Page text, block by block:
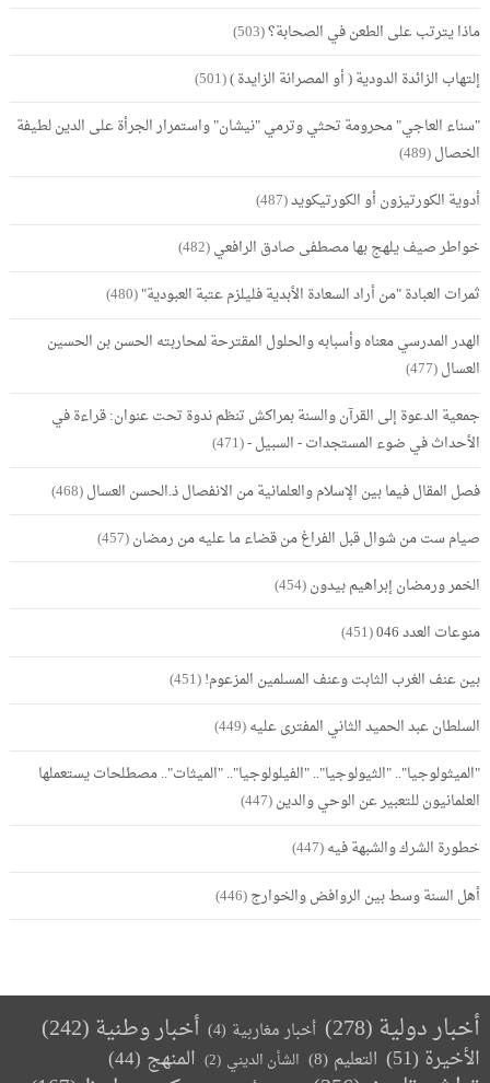
ماذا يترتب على الطعن في الصحابة؟(503)
إلتهاب الزائدة الدودية ( أو المصرانة الزايدة )(501)
"سناء العاجي" محرومة تحثي وترمي "نيشان" واستمرار الجرأة على الدين لطيفة
الخصال(489)
أدوية الكورتيزون أو الكورتيكويد(487)
خواطر صيف يلهج بها مصطفى صادق الرافعي(482)
ثمرات العبادة "من أراد السعادة الأبدية فليلزم عتبة العبودية"(480)
الهدر المدرسي معناه وأسبابه والحلول المقترحة لمحاربته الحسن بن الحسين
العسال(477)
جمعية الدعوة إلى القرآن والسنة بمراكش تنظم ندوة تحت عنوان: قراءة في
الأحداث في ضوء المستجدات - السبيل -(471)
فصل المقال فيما بين الإسلام والعلمانية من الانفصال ذ.الحسن العسال(468)
صيام ست من شوال قبل الفراغ من قضاء ما عليه من رمضان(457)
الخمر ورمضان إبراهيم بيدون(454)
منوعات العدد 046
(451)
بين عنف الغرب الثابت وعنف المسلمين المزعوم!(451)
السلطان عبد الحميد الثاني المفترى عليه(449)
"الميثولوجيا".. "الثيولوجيا".. "الفيلولوجيا".. "الميثات".. مصطلحات يستعملها
العلمانيون للتعبير عن الوحي والدين(447)
خطورة الشرك والشبهة فيه(447)
أهل السنة وسط بين الروافض والخوارج(446)
أخبار دولية (278) أخبار مغاربية (4) أخبار وطنية(242)
الأخيرة (51) التعليم (8) الشأن الديني (2) المنهج (44)